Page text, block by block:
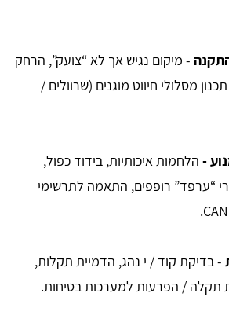
- מיקום נגיש אך לא “צועק”, הרחק
מסלולי חיווט מוגנים (שרוולים /
- הלחמות איכותיות, בידוד כפול,
“ערפד” רופפים, התאמה לתרשימי
- בדיקת קוד / י נהג, הדמיית תקלות,
תקלה / הפרעות למערכות בטיחות.